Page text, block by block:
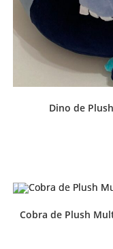
Dino de
Cobra de Plush